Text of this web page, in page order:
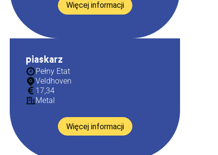
Więcej informacji
piaskarz
Pełny Etat
Veldhoven
17,34
Metal
Więcej informacji